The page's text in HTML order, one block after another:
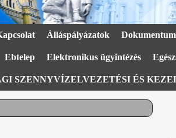
Álláspályázatok
Ebtelep Elektronikus ügyintézés
SZENNYVÍZELVEZETÉSI ÉS